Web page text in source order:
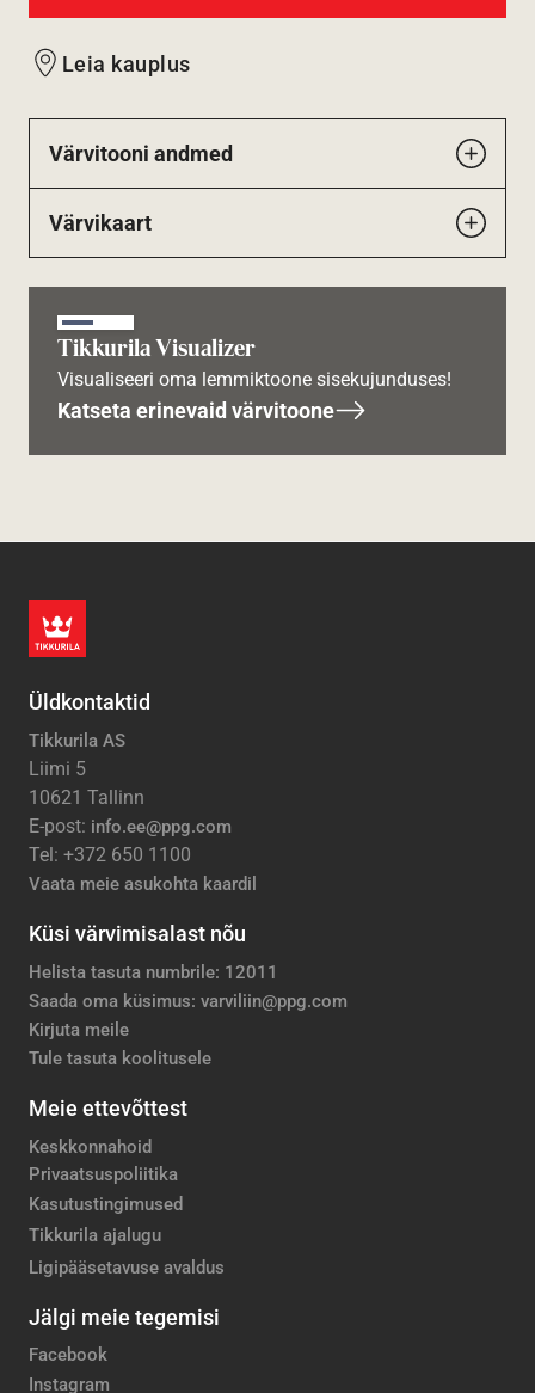
Leia kauplus
Värvitooni andmed
Värvikaart
Tikkurila Visualizer
Visualiseeri oma lemmiktoone sisekujunduses!
Katseta erinevaid värvitoone
Üldkontaktid
Tikkurila AS
Liimi 5
10621 Tallinn
E-post: info.ee@ppg.com
Tel: +372 650 1100
Vaata meie asukohta kaardil
Küsi värvimisalast nõu
Helista tasuta numbrile: 12011
Saada oma küsimus: varviliin@ppg.com
Kirjuta meile
Tule tasuta koolitusele
Meie ettevõttest
Keskkonnahoid
Privaatsuspoliitika
Kasutustingimused
Tikkurila ajalugu
Ligipääsetavuse avaldus
Jälgi meie tegemisi
Facebook
Instagram